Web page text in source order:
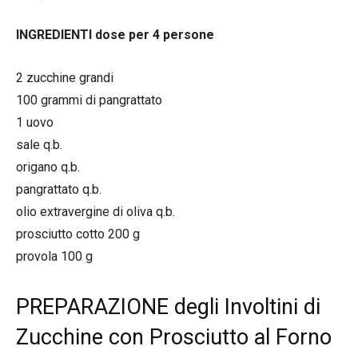
INGREDIENTI dose per 4 persone
2 zucchine grandi
100 grammi di pangrattato
1 uovo
sale q.b.
origano q.b.
pangrattato q.b.
olio extravergine di oliva q.b.
prosciutto cotto 200 g
provola 100 g
PREPARAZIONE degli Involtini di
Zucchine con Prosciutto al Forno